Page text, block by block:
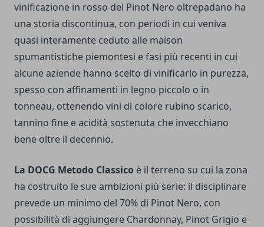
vinificazione in rosso del Pinot Nero oltrepadano ha
una storia discontinua, con periodi in cui veniva
quasi interamente ceduto alle maison
spumantistiche piemontesi e fasi più recenti in cui
alcune aziende hanno scelto di vinificarlo in purezza,
spesso con affinamenti in legno piccolo o in
tonneau, ottenendo vini di colore rubino scarico,
tannino fine e acidità sostenuta che invecchiano
bene oltre il decennio.
La DOCG Metodo Classico è il terreno su cui la zona
ha costruito le sue ambizioni più serie: il disciplinare
prevede un minimo del 70% di Pinot Nero, con
possibilità di aggiungere Chardonnay, Pinot Grigio e